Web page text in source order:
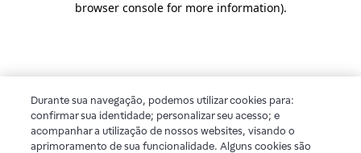
browser console for more information).
Durante sua navegação, podemos utilizar cookies para:
confirmar sua identidade; personalizar seu acesso; e
acompanhar a utilização de nossos websites, visando o
aprimoramento de sua funcionalidade. Alguns cookies são